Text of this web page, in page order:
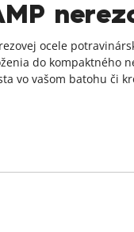
ocele
do kompaktného
vo vašom batohu či